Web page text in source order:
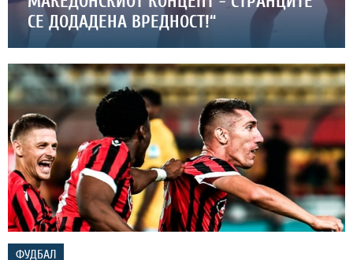
СЕ ДОДАДЕНА ВРЕДНОСТ!“
ФУДБАЛ